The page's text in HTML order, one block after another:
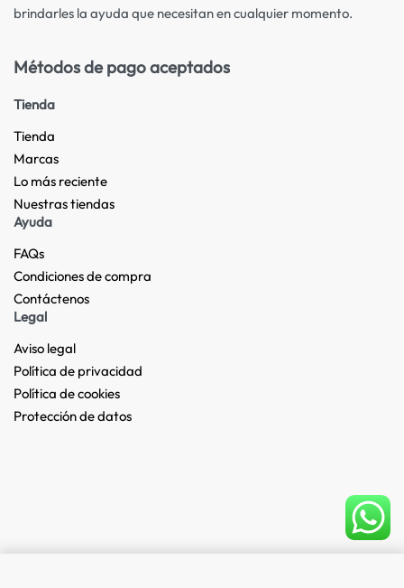
brindarles la ayuda que necesitan en cualquier momento.
Métodos de pago aceptados
Tienda
Tienda
Marcas
Lo más reciente​
Nuestras tiendas​
Ayuda
FAQs
Condiciones de compra
Contáctenos
Legal
Aviso legal
Política de privacidad
Política de cookies
Protección de datos